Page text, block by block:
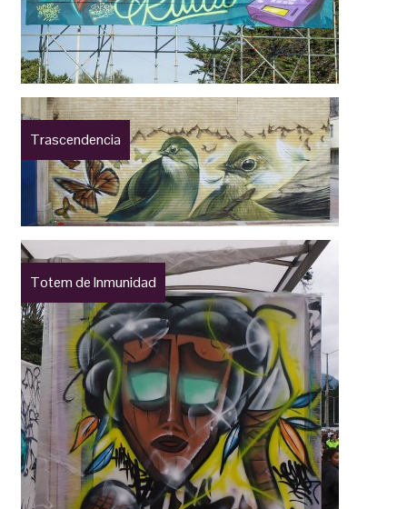
Trascendencia
Totem de Inmunidad